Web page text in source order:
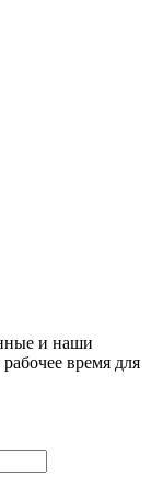
и наши
время для